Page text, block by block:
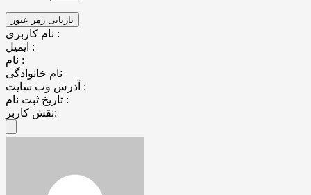
نام کاربری :
ایمیل :
نام :
نام خانوادگی
آدرس وب سایت :
تاریخ ثبت نام :
نقش کاربر: